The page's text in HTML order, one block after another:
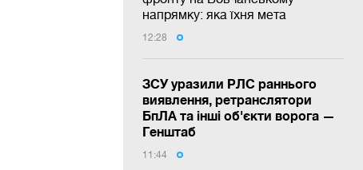
напрямку: яка їхня мета
12:28
ЗСУ уразили РЛС раннього
виявлення, ретранслятори
БпЛА та інші об'єкти ворога —
Генштаб
11:44